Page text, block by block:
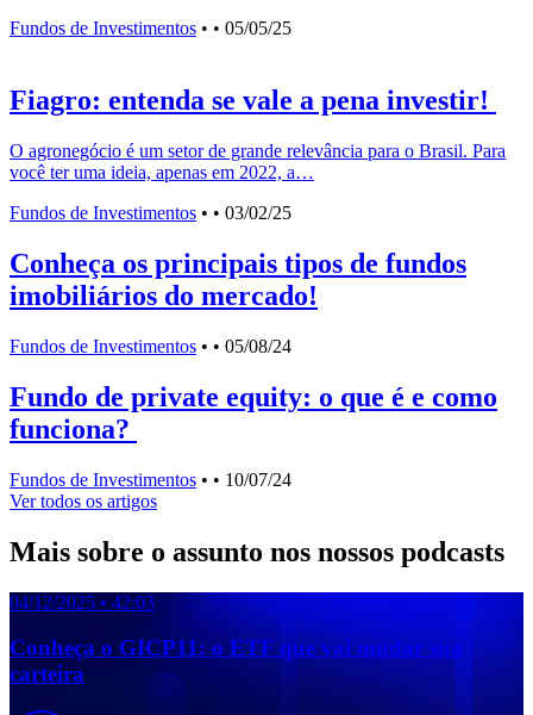
Fundos de Investimentos • • 05/05/25
Fiagro: entenda se vale a pena investir!
O agronegócio é um setor de grande relevância para o Brasil. Para
você ter uma ideia, apenas em 2022, a…
Fundos de Investimentos • • 03/02/25
Conheça os principais tipos de fundos
imobiliários do mercado!
Fundos de Investimentos • • 05/08/24
Fundo de private equity: o que é e como
funciona?
Fundos de Investimentos • • 10/07/24
Ver todos os artigos
Mais sobre o assunto nos nossos podcasts
04/12/2025 • 42:03
Conheça o GICP11: o ETF que vai mudar sua
carteira